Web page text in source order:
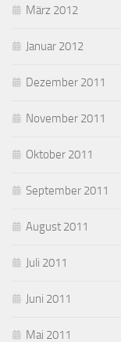
März 2012
Januar 2012
Dezember 2011
November 2011
Oktober 2011
September 2011
August 2011
Juli 2011
Juni 2011
Mai 2011